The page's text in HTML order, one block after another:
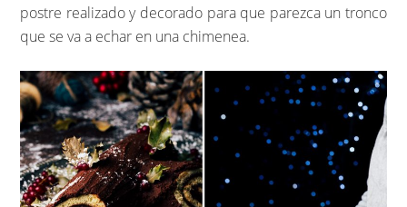
postre realizado y decorado para que parezca un tronco
que se va a echar en una chimenea.